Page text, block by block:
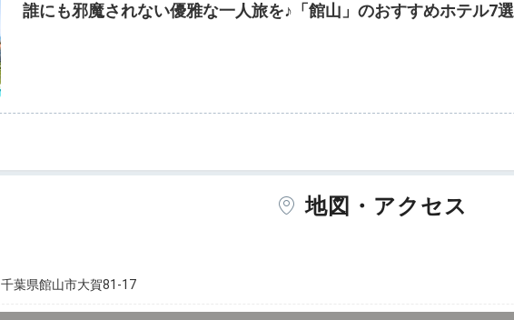
誰にも邪魔されない優雅な一人旅を♪「館山」のおすすめホテル7選
地図・アクセス
千葉県館山市大賀81-17